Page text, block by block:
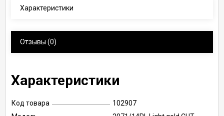
Характеристики
Отзывы (0)
Характеристики
Код товара
102907